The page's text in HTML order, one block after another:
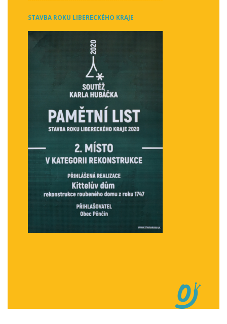
STAVBA ROKU LIBERECKÉHO KRAJE